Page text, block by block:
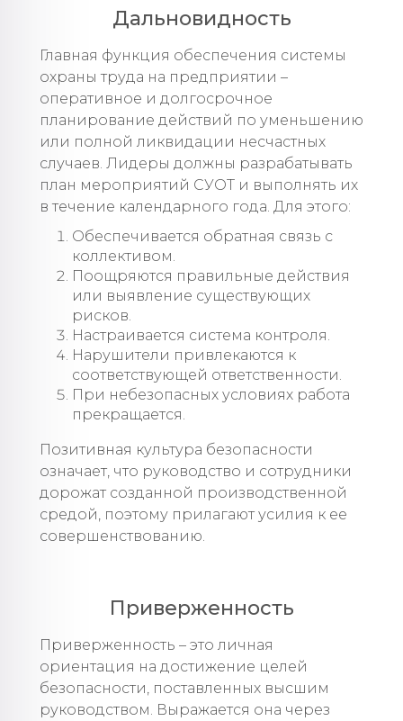
Дальновидность
Главная функция обеспечения системы
охраны труда на предприятии –
оперативное и долгосрочное
планирование действий по уменьшению
или полной ликвидации несчастных
случаев. Лидеры должны разрабатывать
план мероприятий СУОТ и выполнять их
в течение календарного года. Для этого:
Обеспечивается обратная связь с
коллективом.
Поощряются правильные действия
или выявление существующих
рисков.
Настраивается система контроля.
Нарушители привлекаются к
соответствующей ответственности.
При небезопасных условиях работа
прекращается.
Позитивная культура безопасности
означает, что руководство и сотрудники
дорожат созданной производственной
средой, поэтому прилагают усилия к ее
совершенствованию.
Приверженность
Приверженность – это личная
ориентация на достижение целей
безопасности, поставленных высшим
руководством. Выражается она через